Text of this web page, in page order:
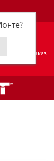
?
Оформить заказ